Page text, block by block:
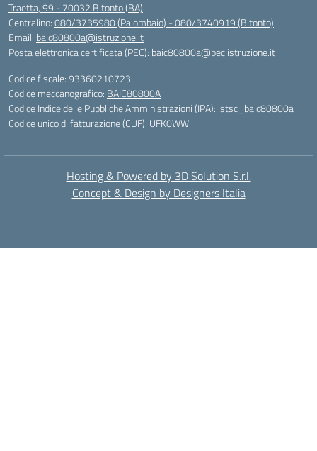
Traetta, 99 - 70032 Bitonto (BA)
Centralino:080/3735980 (Palombaio) - 080/3740919 (Bitonto)
Email: baic80800a@istruzione.it
Posta elettronica certificata (PEC): baic80800a@pec.istruzione.it
Codice fiscale: 93360210723
Codice meccanografico: BAIC80800A
Codice Indice delle Pubbliche Amministrazioni (IPA): istsc_baic80800a
Codice unico di fatturazione (CUF): UFK0WW
Hosting & Powered by 3D Solution S.r.l.
Concept & Design by Designers Italia